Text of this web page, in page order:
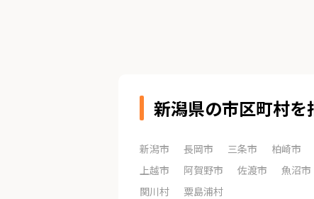
新潟県の市区町村
新潟市 長岡市 三条市 柏崎市
上越市
阿賀野市 佐渡市 魚沼市
関川村
粟島浦村